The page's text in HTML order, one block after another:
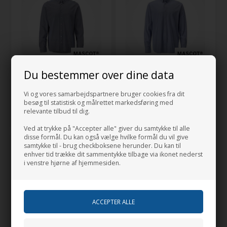
Du bestemmer over dine data
Vi og vores samarbejdspartnere bruger cookies fra dit
besøg til statistisk og målrettet markedsføring med
relevante tilbud til dig.
Ved at trykke på "Accepter alle" giver du samtykke til alle
disse formål. Du kan også vælge hvilke formål du vil give
samtykke til - brug checkboksene herunder. Du kan til
enhver tid trække dit sammentykke tilbage via ikonet nederst
i venstre hjørne af hjemmesiden.
FRONTLINE
486,25DKK
Klik for at se alle farver
FRONTLINE
486,25DKK